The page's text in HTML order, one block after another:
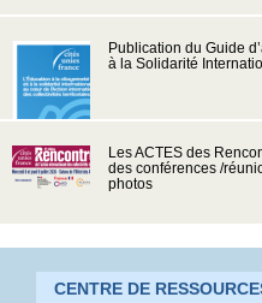
Publication du Guide
à la Solidarité
Les ACTES des
des conférences /
photos
CENTRE DE